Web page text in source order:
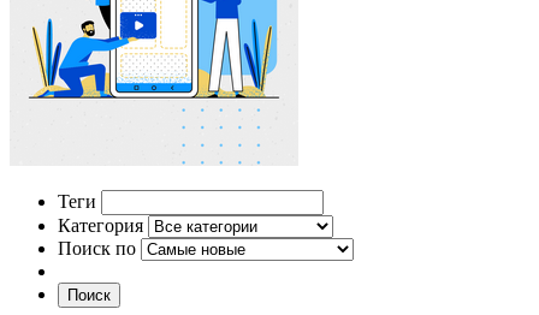
Теги
Категория
Поиск по
Поиск